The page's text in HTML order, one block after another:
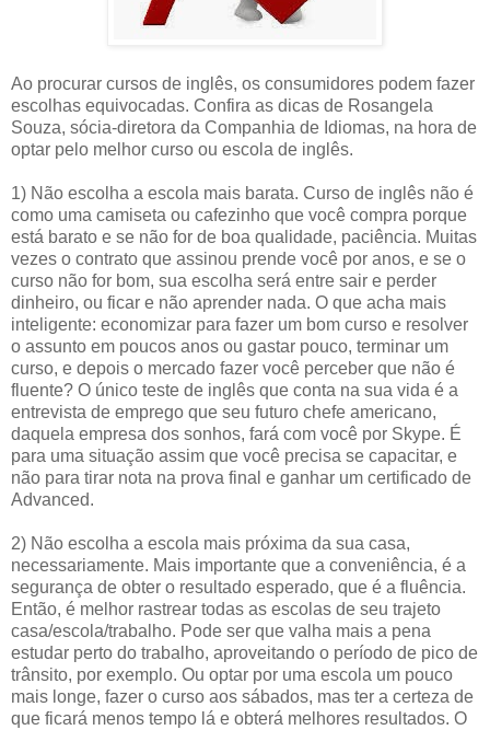
Ao procurar cursos de inglês, os consumidores podem fazer
escolhas equivocadas. Confira as dicas de Rosangela
Souza, sócia-diretora da Companhia de Idiomas, na hora de
optar pelo melhor curso ou escola de inglês.
1) Não escolha a escola mais barata. Curso de inglês não é
como uma camiseta ou cafezinho que você compra porque
está barato e se não for de boa qualidade, paciência. Muitas
vezes o contrato que assinou prende você por anos, e se o
curso não for bom, sua escolha será entre sair e perder
dinheiro, ou ficar e não aprender nada. O que acha mais
inteligente: economizar para fazer um bom curso e resolver
o assunto em poucos anos ou gastar pouco, terminar um
curso, e depois o mercado fazer você perceber que não é
fluente? O único teste de inglês que conta na sua vida é a
entrevista de emprego que seu futuro chefe americano,
daquela empresa dos sonhos, fará com você por Skype. É
para uma situação assim que você precisa se capacitar, e
não para tirar nota na prova final e ganhar um certificado de
Advanced.
2) Não escolha a escola mais próxima da sua casa,
necessariamente. Mais importante que a conveniência, é a
segurança de obter o resultado esperado, que é a fluência.
Então, é melhor rastrear todas as escolas de seu trajeto
casa/escola/trabalho. Pode ser que valha mais a pena
estudar perto do trabalho, aproveitando o período de pico de
trânsito, por exemplo. Ou optar por uma escola um pouco
mais longe, fazer o curso aos sábados, mas ter a certeza de
que ficará menos tempo lá e obterá melhores resultados. O